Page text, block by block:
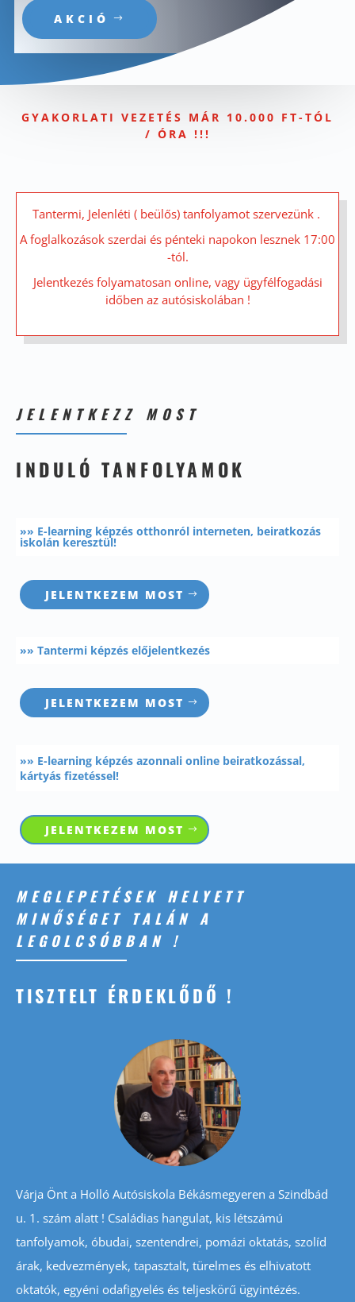
AKCIÓ
GYAKORLATI VEZETÉS MÁR 10.000 FT-TÓL
/ ÓRA !!!
Tantermi, Jelenléti ( beülős) tanfolyamot szervezünk .
A foglalkozások szerdai és pénteki napokon lesznek 17:00
-tól.
Jelentkezés folyamatosan online, vagy ügyfélfogadási
időben az autósiskolában !
JELENTKEZZ MOST
INDULÓ TANFOLYAMOK
»» E-learning képzés otthonról interneten, beiratkozás
iskolán keresztül!
JELENTKEZEM MOST
»» Tantermi képzés előjelentkezés
JELENTKEZEM MOST
»» E-learning képzés azonnali online beiratkozással,
kártyás fizetéssel!
JELENTKEZEM MOST
MEGLEPETÉSEK HELYETT
MINŐSÉGET TALÁN A
LEGOLCSÓBBAN !
TISZTELT ÉRDEKLŐDŐ !
Várja Önt a Holló Autósiskola Békásmegyeren a Szindbád
u. 1. szám alatt ! Családias hangulat, kis létszámú
tanfolyamok, óbudai, szentendrei, pomázi oktatás, szolíd
árak, kedvezmények, tapasztalt, türelmes és elhivatott
oktatók, egyéni odafigyelés és teljeskörű ügyintézés.